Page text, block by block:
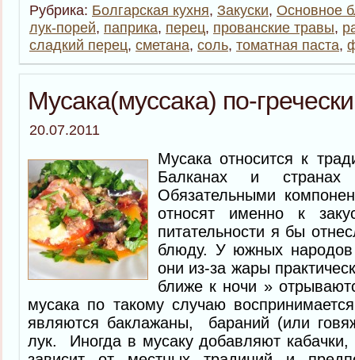
Рубрика: Болгарская кухня, Закуски, Основное
лук-порей, паприка, перец, прованские травы,
сладкий перец, сметана, соль, томатная паста,
Мусака(муссака) по-гречески
20.07.2011
Мусака относится к
Балканах и странах
Обязательными
относят именно к
питательности я бы
блюду. У южных
они из-за жары
ближе к ночи »
мусака по такому случаю
являются баклажаны, бараний (или
лук. Иногда в мусаку добавляют